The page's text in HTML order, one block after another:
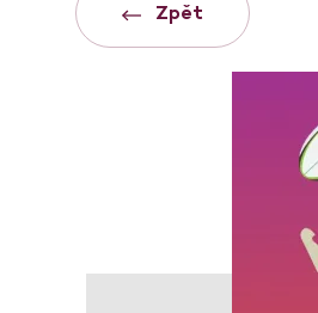
Zpět